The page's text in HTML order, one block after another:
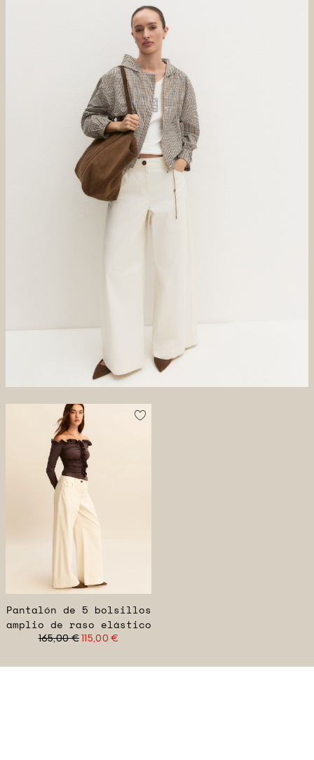
Pantalón de 5 bolsillos
amplio de raso elástico
165,00 €115,00 €